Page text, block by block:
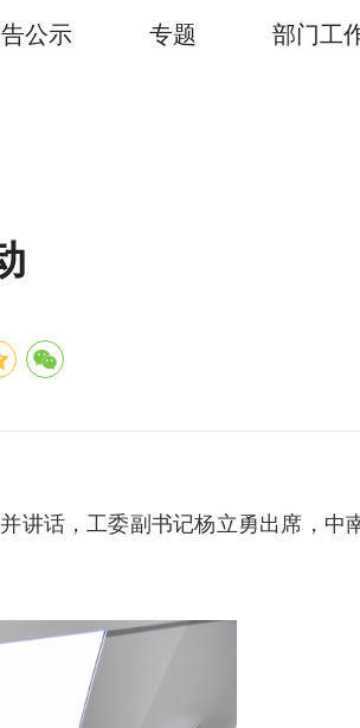
公示 专题 部门工
讲话，工委副书记杨立勇出席，中